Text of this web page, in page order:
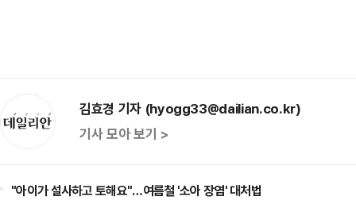
김효경 기자 (hyogg33@dailian.co.kr)
기사 모아 보기 >
"아이가 설사하고 토해요"…여름철 '소아 장염' 대처법